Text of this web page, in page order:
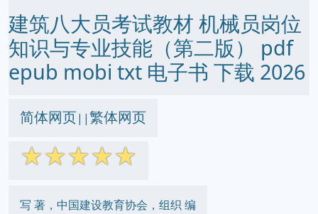
建筑八大员考试教材 机械员岗位
知识与专业技能（第二版） pdf
epub mobi txt 电子书 下载 2026
简体网页||繁体网页
☆☆☆☆☆
写 著，中国建设教育协会，组织 编